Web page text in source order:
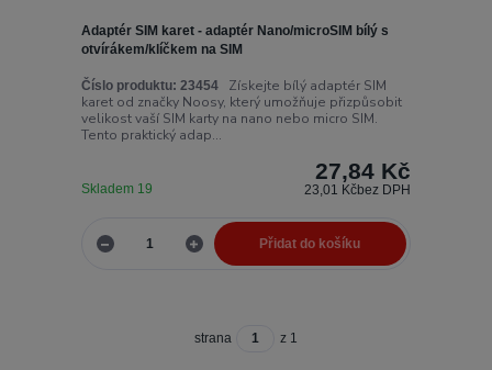
Adaptér SIM karet - adaptér Nano/microSIM bílý s
otvírákem/klíčkem na SIM
Číslo produktu: 23454Získejte bílý adaptér SIM
karet od značky Noosy, který umožňuje přizpůsobit
velikost vaší SIM karty na nano nebo micro SIM.
Tento praktický adap...
27,84 Kč
23,01 Kčbez DPH
Skladem 19
Přidat do košíku
strana z 1